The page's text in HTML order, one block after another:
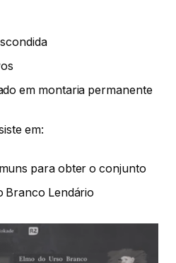
em montaria permanente
em:
para obter o conjunto
Branco Lendário